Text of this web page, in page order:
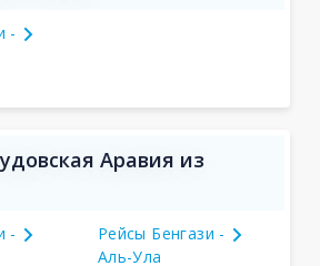
-
Аравия из
-
Рейсы Бенгази -
Аль-Ула